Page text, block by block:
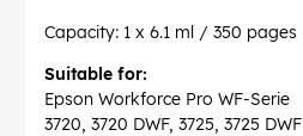
Capacity: 1 x 6.1 ml / 350 pages
Suitable for:
Epson Workforce Pro WF-Serie
3720, 3720 DWF, 3725, 3725 DWF